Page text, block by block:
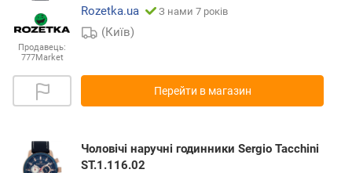
Продавець:
777Market
Rozetka.ua
З нами 7 років
(Київ)
Перейти в магазин
Чоловічі наручні годинники Sergio Tacchini
ST.1.116.02